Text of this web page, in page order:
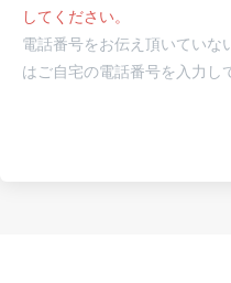
してください。
電話番号をお伝え頂いていな
はご自宅の電話番号を入力し